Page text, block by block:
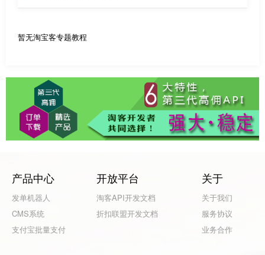
暂无淘宝客专题教程
产品中心
发单机器人
CMS系统
支付宝批量支付
开放平台
淘客API开发文档
折扣联盟开发文档
关于
关于我们
服务协议
业务合作